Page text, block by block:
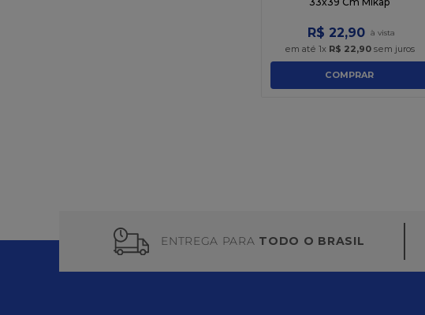
R$ 22,90
em até 1x R$ 22,90sem juros
COMPRAR
ENTREGA PARA TODO O BRASIL